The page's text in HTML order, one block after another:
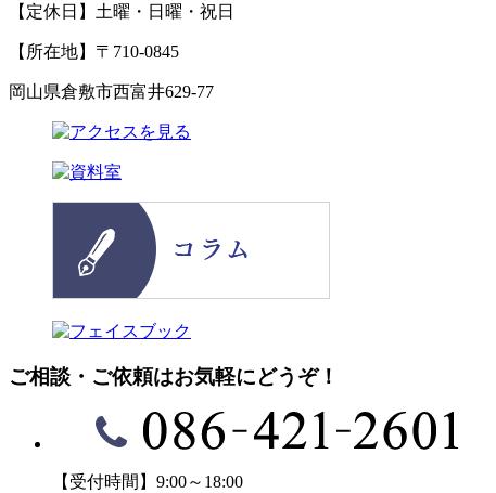
【定休日】土曜・日曜・祝日
【所在地】〒710-0845
岡山県倉敷市西富井629-77
ご相談・ご依頼はお気軽にどうぞ！
【受付時間】9:00～18:00